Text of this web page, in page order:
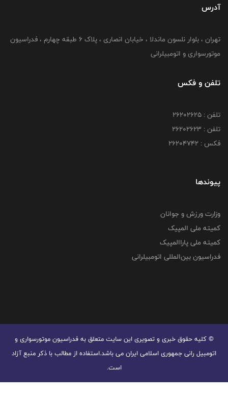
آدرس
تهران ، بلوار نلسون ماندلا ، خیابان انصاری ، پلاک ۶ طبقه چهارم ، فدراسیون
موتورسواری و اتومبیلرانی
تلفن و فکس
تلفن : ۲۶۲۰۲۶۲۵
تلفن : ۲۶۲۰۲۶۲۳
فکس : ۲۶۲۰۴۷۴۲
پیوندها
وزارت ورزش و جوانان
کمیته ملی المپیک
کمیته ملی پاراالمپیک
فدراسیون بین‌المللی اتومبیلرانی
© کليه حقوق خبری و تصويری اين سايت متعلق به فدراسیون موتورسواری و
اتومبیل رانی جمهوری اسلامی ایران می باشد.استفاده از مطالب با ذكر منبع آزاد
است.